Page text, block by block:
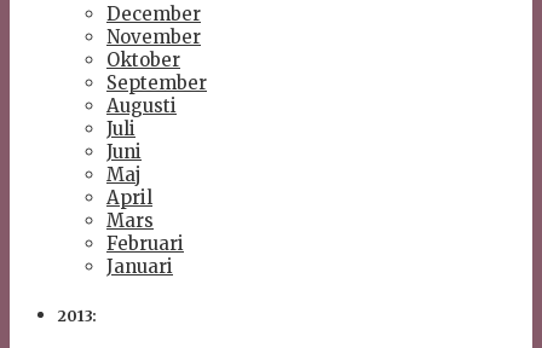
December
November
Oktober
September
Augusti
Juli
Juni
Maj
April
Mars
Februari
Januari
2013: